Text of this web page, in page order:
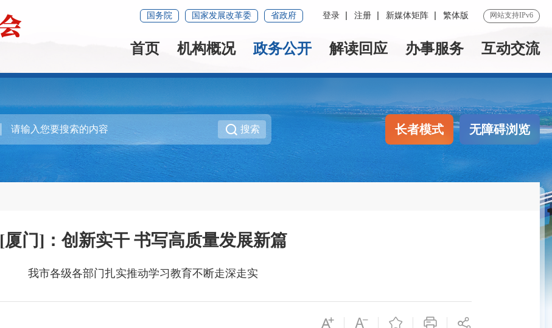
国务院 国家发展改革委 省政府 登录 注册 新媒体矩阵 繁体版 网站支持IPv6
首页 机构概况 政务公开 解读回应 办事服务 互动交流
搜索 长者模式 无障碍浏览
[厦门]：创新实干 书写高质量发展新篇
我市各级各部门扎实推动学习教育不断走深走实